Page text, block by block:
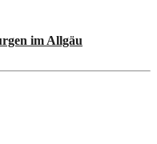
im Allgäu